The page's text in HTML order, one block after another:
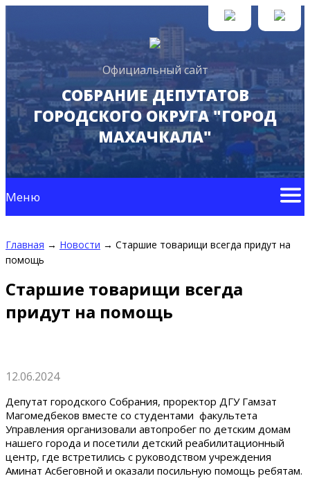
Официальный сайт
СОБРАНИЕ ДЕПУТАТОВ
ГОРОДСКОГО ОКРУГА "ГОРОД
МАХАЧКАЛА"
Меню
Главная → Новости → Старшие товарищи всегда придут на
помощь
Старшие товарищи всегда
придут на помощь
12.06.2024
Депутат городского Собрания, проректор ДГУ Гамзат
Магомедбеков вместе со студентами факультета
Управления организовали автопробег по детским домам
нашего города и посетили детский реабилитационный
центр, где встретились с руководством учреждения
Аминат Асбеговной и оказали посильную помощь ребятам.